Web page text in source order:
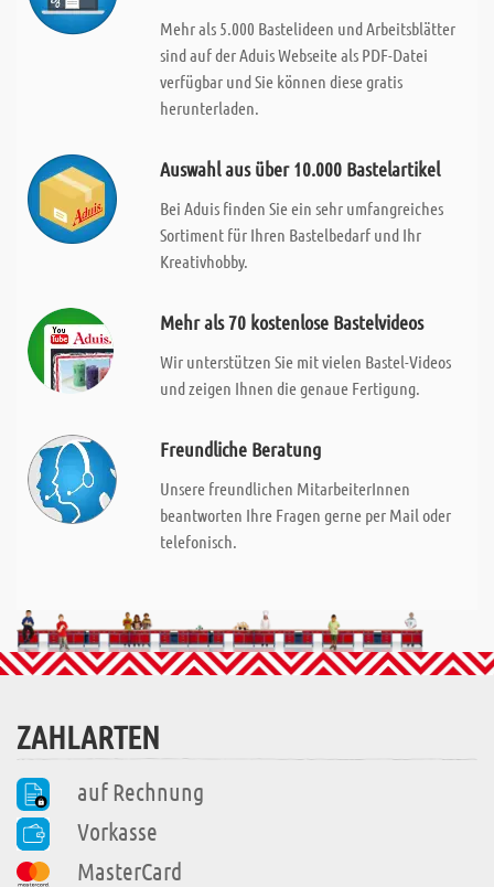
Mehr als 5.000 Bastelideen und Arbeitsblätter
sind auf der Aduis Webseite als PDF-Datei
verfügbar und Sie können diese gratis
herunterladen.
Auswahl aus über 10.000 Bastelartikel
Bei Aduis finden Sie ein sehr umfangreiches
Sortiment für Ihren Bastelbedarf und Ihr
Kreativhobby.
Mehr als 70 kostenlose Bastelvideos
Wir unterstützen Sie mit vielen Bastel-Videos
und zeigen Ihnen die genaue Fertigung.
Freundliche Beratung
Unsere freundlichen MitarbeiterInnen
beantworten Ihre Fragen gerne per Mail oder
telefonisch.
ZAHLARTEN
auf Rechnung
Vorkasse
MasterCard